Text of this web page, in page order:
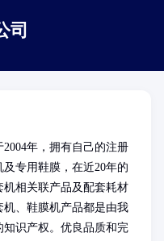
司
年，拥有自己的注册
专用鞋膜，在近20年的
相关联产品及配套耗材
、鞋膜机产品都是由我
识产权。优良品质和完